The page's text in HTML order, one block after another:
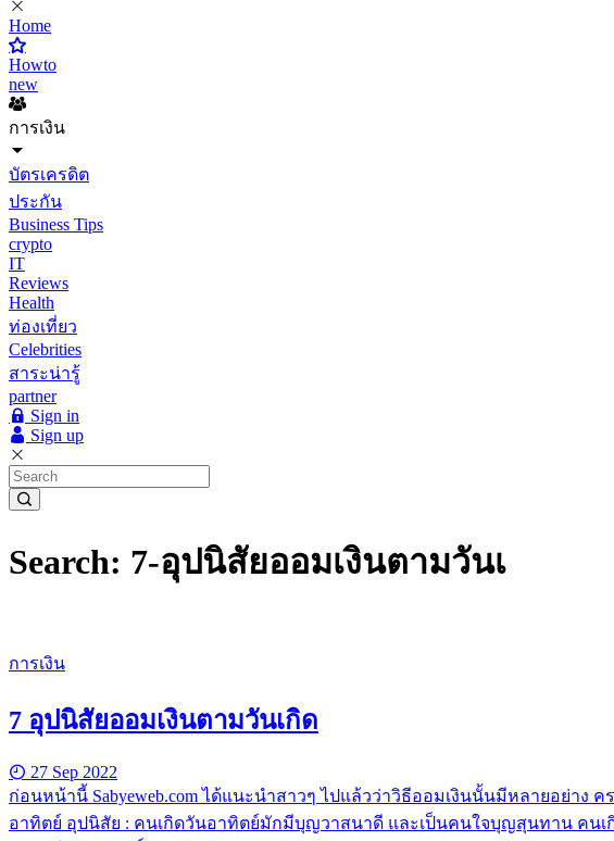
Home
Howto
new
การเงิน
บัตรเครดิต
ประกัน
Business Tips
crypto
IT
Reviews
Health
ท่องเที่ยว
Celebrities
สาระน่ารู้
partner
Sign in
Sign up
Search: 7-อุปนิสัยออมเงินตามวันเ
การเงิน
7 อุปนิสัยออมเงินตามวันเกิด
27 Sep 2022
ก่อนหน้านี้ Sabyeweb.com ได้แนะนำสาวๆ ไปแล้วว่าวิธีออมเงินนั้นมีหลายอย่าง
อาทิตย์ อุปนิสัย : คนเกิดวันอาทิตย์มักมีบุญวาสนาดี และเป็นคนใจบุญสุนทาน คน